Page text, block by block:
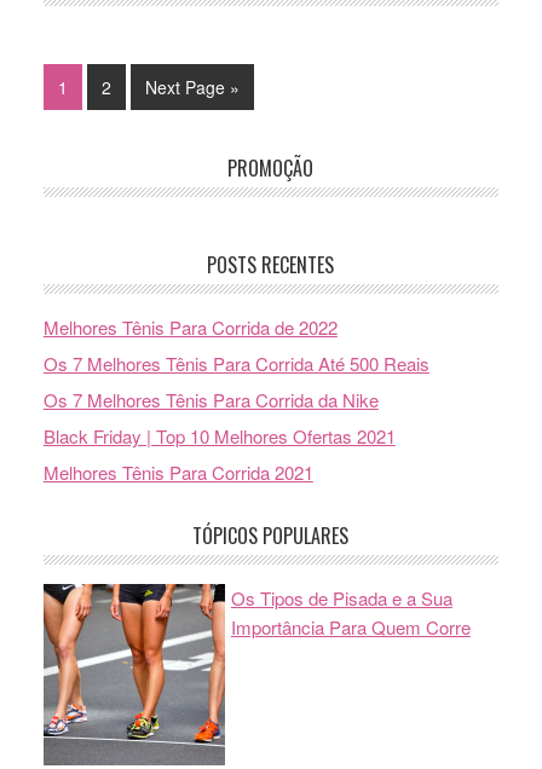
1 2 Next Page »
PROMOÇÃO
POSTS RECENTES
Melhores Tênis Para Corrida de 2022
Os 7 Melhores Tênis Para Corrida Até 500 Reais
Os 7 Melhores Tênis Para Corrida da Nike
Black Friday | Top 10 Melhores Ofertas 2021
Melhores Tênis Para Corrida 2021
TÓPICOS POPULARES
Os Tipos de Pisada e a Sua
Importância Para Quem Corre